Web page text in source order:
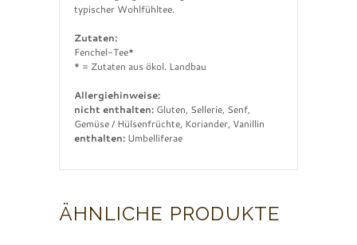
typischer Wohlfühltee.
Zutaten:
Fenchel-Tee*
* = Zutaten aus ökol. Landbau
Allergiehinweise:
nicht enthalten: Gluten, Sellerie, Senf,
Gemüse / Hülsenfrüchte, Koriander, Vanillin
enthalten: Umbelliferae
ÄHNLICHE PRODUKTE